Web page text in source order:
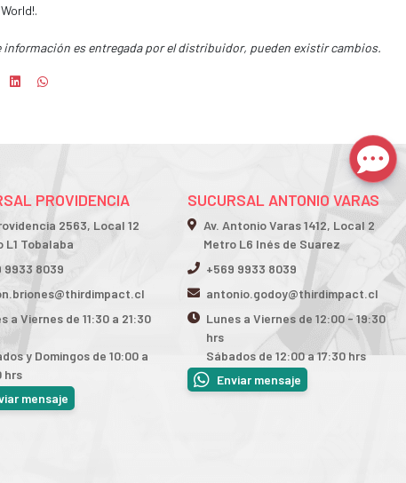
información es entregada por el distribuidor, pueden existir cambios.
PROVIDENCIA
2563, Local 12
L1 Tobalaba
9933 8039
a Viernes de 11:30 a 21:30
y Domingos de 10:00 a
hrs
mensaje
SUCURSAL ANTONIO VARAS
Av. Antonio Varas 1412, Local 2
Metro L6 Inés de Suarez
+569 9933 8039
antonio.godoy@thirdimpact.cl
Lunes a Viernes de 12:00 - 19:30
hrs
Sábados de 12:00 a 17:30 hrs
Enviar mensaje